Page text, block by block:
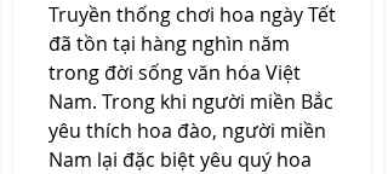
Truyền thống chơi hoa ngày Tết
đã tồn tại hàng nghìn năm
trong đời sống văn hóa Việt
Nam. Trong khi người miền Bắc
yêu thích hoa đào, người miền
Nam lại đặc biệt yêu quý hoa